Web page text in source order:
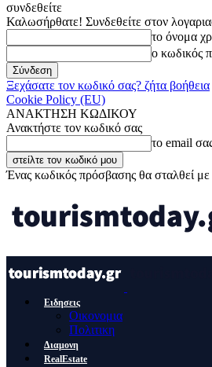
συνδεθείτε
Καλωσήρθατε! Συνδεθείτε στον
το όνομα
ο κωδικός
Ξεχάσατε τον κωδικό σας? ζήτα βοήθεια
Cookie Policy (EU)
ΑΝΑΚΤΗΣΗ ΚΩΔΙΚΟΥ
Ανακτήστε τον κωδικό σας
το email
Ένας κωδικός πρόσβασης θα σταλθεί
Ειδησεις
Οικονομια
Πολιτικη
Διαμονη
RealEstate